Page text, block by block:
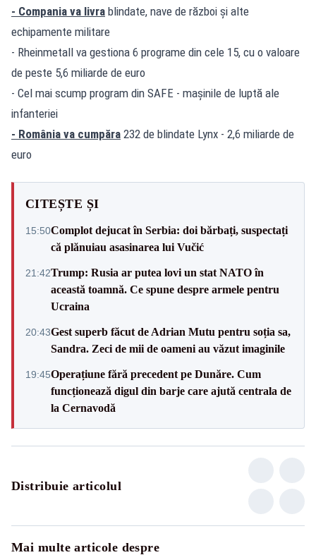
- Compania va livra blindate, nave de război și alte
echipamente militare
- Rheinmetall va gestiona 6 programe din cele 15, cu o valoare
de peste 5,6 miliarde de euro
- Cel mai scump program din SAFE - mașinile de luptă ale
infanteriei
- România va cumpăra 232 de blindate Lynx - 2,6 miliarde de
euro
CITEȘTE ȘI
15:50Complot dejucat în Serbia: doi bărbați, suspectați
că plănuiau asasinarea lui Vučić
21:42Trump: Rusia ar putea lovi un stat NATO în
această toamnă. Ce spune despre armele pentru
Ucraina
20:43Gest superb făcut de Adrian Mutu pentru soția sa,
Sandra. Zeci de mii de oameni au văzut imaginile
19:45Operațiune fără precedent pe Dunăre. Cum
funcționează digul din barje care ajută centrala de
la Cernavodă
Distribuie articolul
Mai multe articole despre